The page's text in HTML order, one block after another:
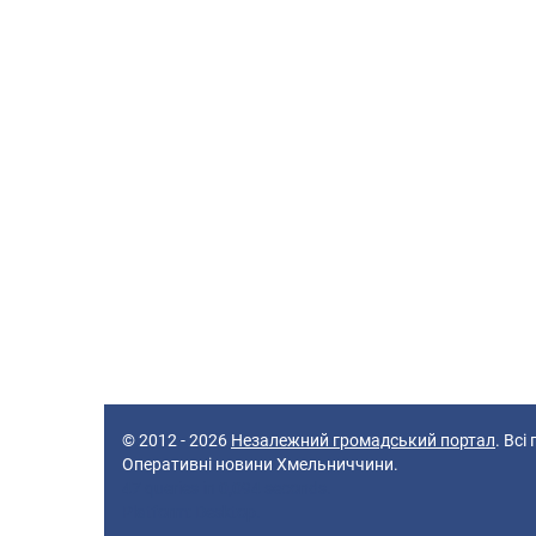
© 2012 - 2026 Незалежний громадський портал. Всі
Оперативні новини Хмельниччини.